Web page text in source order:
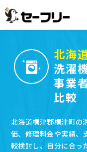
北海
洗濯
事業
比較
北海道標津郡標津町の
価、修理料金や実績、
較検討し、自分に合っ